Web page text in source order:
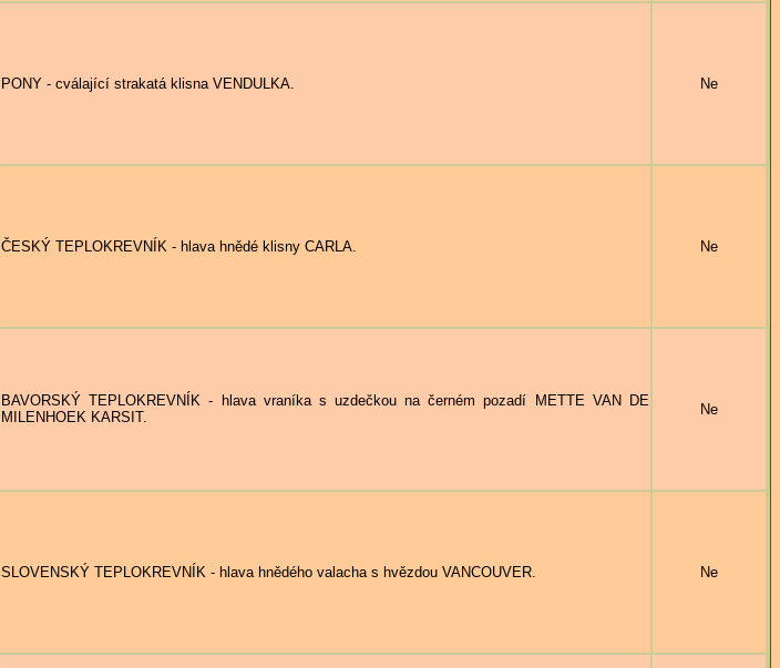
PONY - cválající strakatá klisna VENDULKA. Ne
ČESKÝ TEPLOKREVNÍK - hlava hnědé klisny CARLA. Ne
BAVORSKÝ TEPLOKREVNÍK - hlava vraníka s uzdečkou na černém pozadí METTE VAN DE
MILENHOEK KARSIT.
Ne
SLOVENSKÝ TEPLOKREVNÍK - hlava hnědého valacha s hvězdou VANCOUVER. Ne